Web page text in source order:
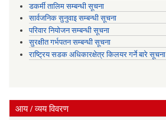
डकर्मी तालिम सम्बन्धी सूचना
सार्वजनिक सुनुवाइ सम्बन्धी सूचना
परिवार नियोजन सम्बन्धी सूचना
सुरक्षीत गर्भपतन सम्बन्धी सूचना
राष्ट्रिय सडक अधिकारक्षेत्र किलयर गर्ने बारे सूचना
आय / व्यय विवरण